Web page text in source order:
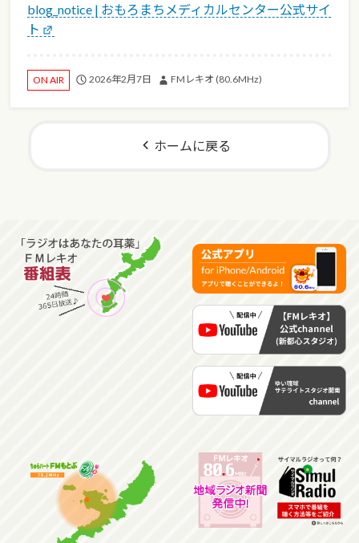
blog_notice | おもろまちメディカルセンター公式サイ
ト
ON AIR 2026年2月7日 FMレキオ (80.6MHz)
ホームに戻る